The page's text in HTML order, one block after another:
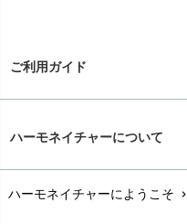
ご利用ガイド
配送と送料chevron_right
ハーモネイチャーについて
ハーモネイチャーにようこそ chevron_right